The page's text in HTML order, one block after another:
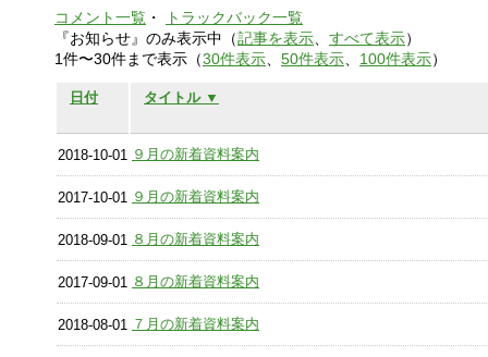
コメント一覧 ・
トラックバック一覧
『お知らせ』のみ表示中（記事を表示 すべて表示）
1件〜30件まで表示（30件表示 50件表示 100件表示）
日付 タイトル ▼
2018-10-01 ９月の新着資料案内
2017-10-01 ９月の新着資料案内
2018-09-01 ８月の新着資料案内
2017-09-01 ８月の新着資料案内
2018-08-01 ７月の新着資料案内